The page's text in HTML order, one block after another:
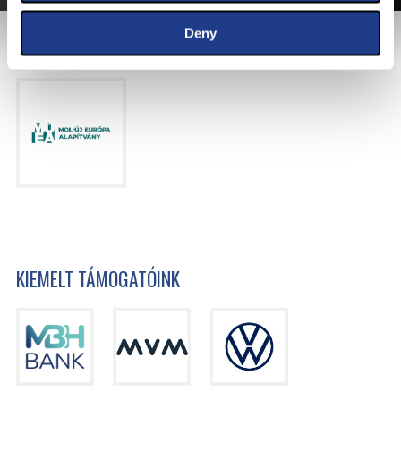
Deny
FŐTÁMOGATÓNK
KIEMELT TÁMOGATÓINK